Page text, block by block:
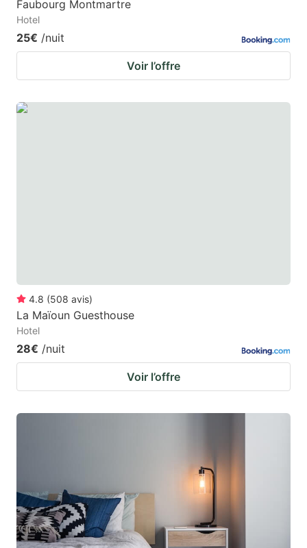
Faubourg Montmartre
Hotel
25€ /nuit
Voir l’offre
4.8 (508 avis)
La Maïoun Guesthouse
Hotel
28€ /nuit
Voir l’offre